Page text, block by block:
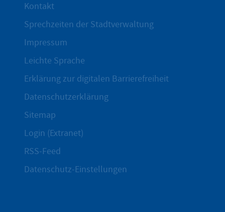
Kontakt
Sprechzeiten der Stadtverwaltung
Impressum
Leichte Sprache
Erklärung zur digitalen Barrierefreiheit
Datenschutzerklärung
Sitemap
Login (Extranet)
RSS-Feed
Datenschutz-Einstellungen